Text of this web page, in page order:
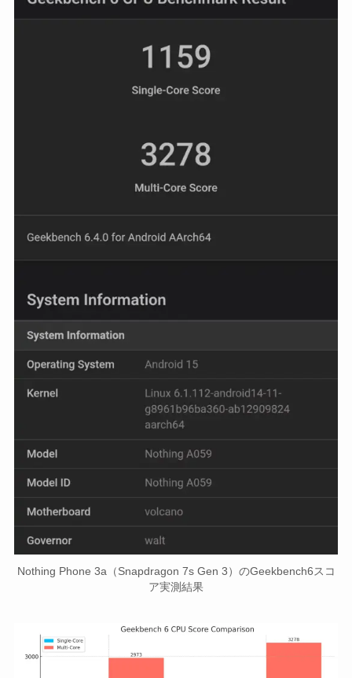
Nothing Phone 3a（Snapdragon 7s Gen 3）のGeekbench6スコ
ア実測結果